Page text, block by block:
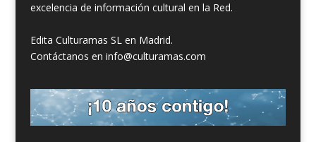
excelencia de información cultural en la Red.
Edita Culturamas SL en Madrid.
Contáctanos en info@culturamas.com